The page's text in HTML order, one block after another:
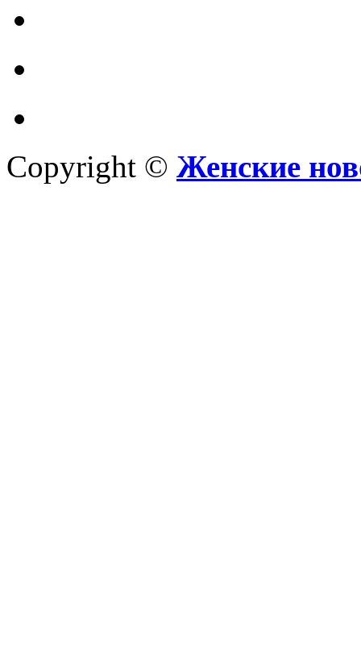
Copyright © Женские